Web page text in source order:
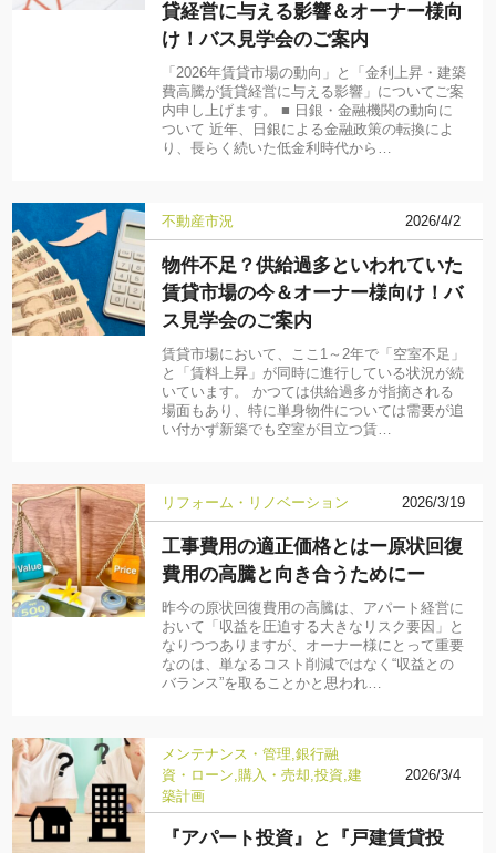
貸経営に与える影響＆オーナー様向
け！バス見学会のご案内
「2026年賃貸市場の動向」と「金利上昇・建築
費高騰が賃貸経営に与える影響」についてご案
内申し上げます。 ■ 日銀・金融機関の動向に
ついて 近年、日銀による金融政策の転換によ
り、長らく続いた低金利時代から…
不動産市況 2026/4/2
物件不足？供給過多といわれていた
賃貸市場の今＆オーナー様向け！バ
ス見学会のご案内
賃貸市場において、ここ1～2年で「空室不足」
と「賃料上昇」が同時に進行している状況が続
いています。 かつては供給過多が指摘される
場面もあり、特に単身物件については需要が追
い付かず新築でも空室が目立つ賃…
リフォーム・リノベーション 2026/3/19
工事費用の適正価格とはー原状回復
費用の高騰と向き合うためにー
昨今の原状回復費用の高騰は、アパート経営に
おいて「収益を圧迫する大きなリスク要因」と
なりつつありますが、オーナー様にとって重要
なのは、単なるコスト削減ではなく“収益との
バランス”を取ることかと思われ…
メンテナンス・管理 銀行融
資・ローン 購入・売却 投資 建
築計画
2026/3/4
『アパート投資』と『戸建賃貸投